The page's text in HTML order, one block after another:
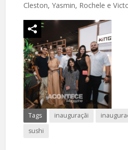
Cleston, Yasmin, Rochele e
Tags inauguraçãi
sushi